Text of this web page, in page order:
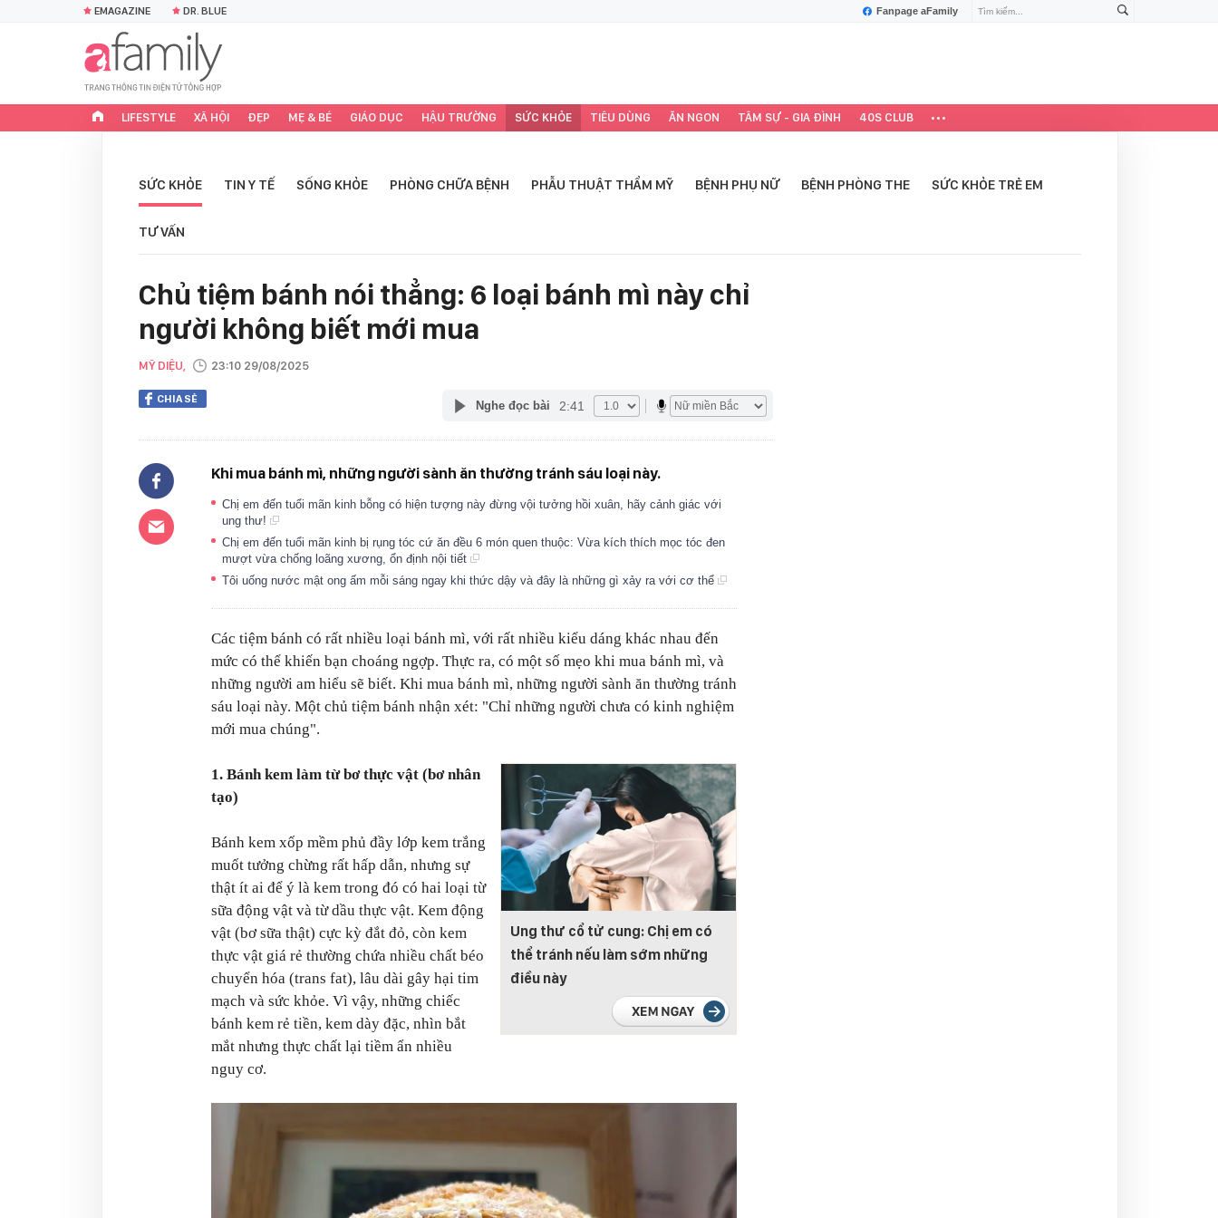
Fanpage aFamily
EMAGAZINE DR. BLUE
LIFESTYLE XÃ HỘI ĐẸP MẸ & BÉ GIÁO DỤC HẬU TRƯỜNG SỨC KHỎE TIÊU DÙNG ĂN NGON TÂM SỰ - GIA ĐÌNH 40S CLUB
SỨC KHỎE TIN Y TẾ SỐNG KHỎE PHÒNG CHỮA BỆNH PHẪU THUẬT THẨM MỸ BỆNH PHỤ NỮ BỆNH PHÒNG THE SỨC KHỎE TRẺ EM
TƯ VẤN
Chủ tiệm bánh nói thẳng: 6 loại bánh mì này chỉ
người không biết mới mua
MỸ DIỆU, 23:10 29/08/2025
CHIA SẺ Nghe đọc bài 2:41
Khi mua bánh mì, những người sành ăn thường tránh sáu loại này.
Chị em đến tuổi mãn kinh bỗng có hiện tượng này đừng vội tưởng hồi xuân, hãy cảnh giác với
ung thư!
Chị em đến tuổi mãn kinh bị rụng tóc cứ ăn đều 6 món quen thuộc: Vừa kích thích mọc tóc đen
mượt vừa chống loãng xương, ổn định nội tiết
Tôi uống nước mật ong ấm mỗi sáng ngay khi thức dậy và đây là những gì xảy ra với cơ thể
Các tiệm bánh có rất nhiều loại bánh mì, với rất nhiều kiểu dáng khác nhau đến
mức có thể khiến bạn choáng ngợp. Thực ra, có một số mẹo khi mua bánh mì, và
những người am hiểu sẽ biết. Khi mua bánh mì, những người sành ăn thường tránh
sáu loại này. Một chủ tiệm bánh nhận xét: "Chỉ những người chưa có kinh nghiệm
mới mua chúng".
Ung thư cổ tử cung: Chị em có
thể tránh nếu làm sớm những
điều này
1. Bánh kem làm từ bơ thực vật (bơ nhân
tạo)
Bánh kem xốp mềm phủ đầy lớp kem trắng
muốt tưởng chừng rất hấp dẫn, nhưng sự
thật ít ai để ý là kem trong đó có hai loại từ
sữa động vật và từ dầu thực vật. Kem động
vật (bơ sữa thật) cực kỳ đắt đỏ, còn kem
thực vật giá rẻ thường chứa nhiều chất béo
chuyển hóa (trans fat), lâu dài gây hại tim
mạch và sức khỏe. Vì vậy, những chiếc
bánh kem rẻ tiền, kem dày đặc, nhìn bắt
mắt nhưng thực chất lại tiềm ẩn nhiều
nguy cơ.